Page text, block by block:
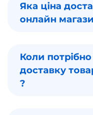
Яка ціна
онлайн
Коли
доставку
?